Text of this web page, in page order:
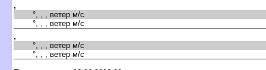
,
°, , , ветер м/с
°, , , ветер м/с
,
°, , , ветер м/с
°, , , ветер м/с